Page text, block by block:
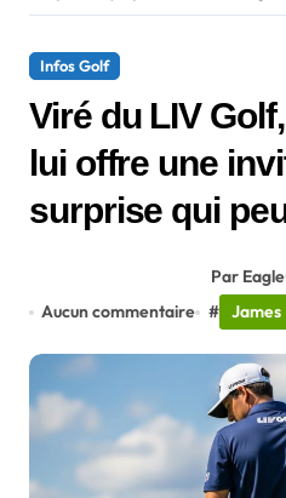
Infos Golf
Viré du LIV
lui offre une
surprise qui
Par Eagle
Aucun commentaire # James